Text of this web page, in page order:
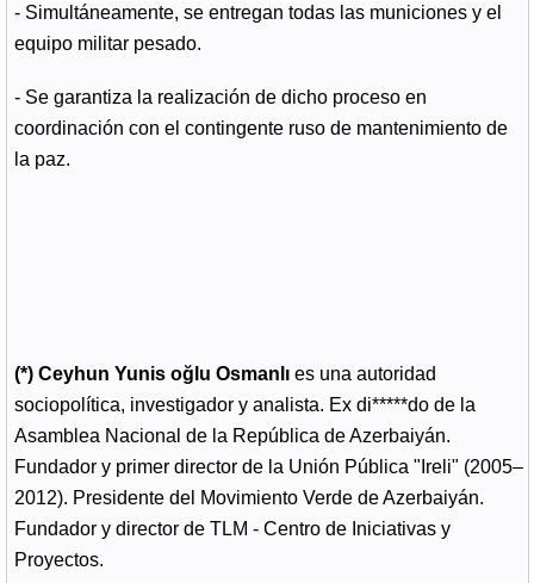
- Simultáneamente, se entregan todas las municiones y el
equipo militar pesado.
- Se garantiza la realización de dicho proceso en
coordinación con el contingente ruso de mantenimiento de
la paz.
(*) Ceyhun Yunis oğlu Osmanlıes una autoridad
sociopolítica, investigador y analista. Ex di*****do de la
Asamblea Nacional de la República de Azerbaiyán.
Fundador y primer director de la Unión Pública "Ireli" (2005–
2012). Presidente del Movimiento Verde de Azerbaiyán.
Fundador y director de TLM - Centro de Iniciativas y
Proyectos.